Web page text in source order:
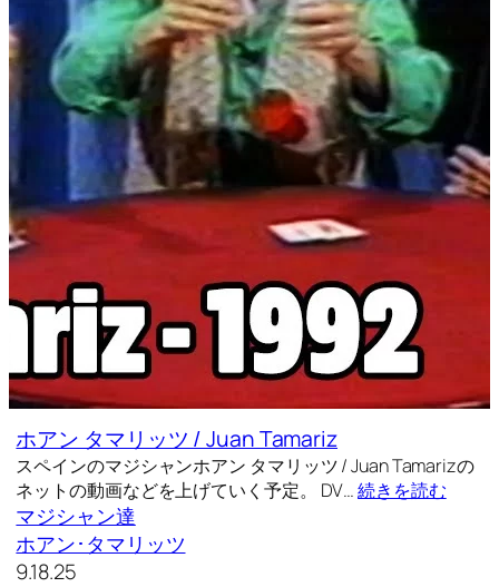
ホアン タマリッツ / Juan Tamariz
スペインのマジシャンホアン タマリッツ / Juan Tamarizの
ネットの動画などを上げていく予定。 DV…続きを読む
マジシャン達
ホアン･タマリッツ
9.18.25